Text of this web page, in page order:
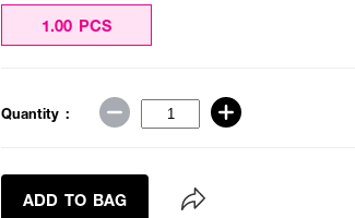
1.00 PCS
Quantity :
ADD TO BAG